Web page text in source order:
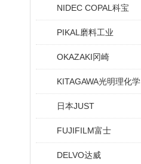
NIDEC COPAL科宝
PIKAL磨料工业
OKAZAKI冈崎
KITAGAWA光明理化学
日本JUST
FUJIFILM富士
DELVO达威